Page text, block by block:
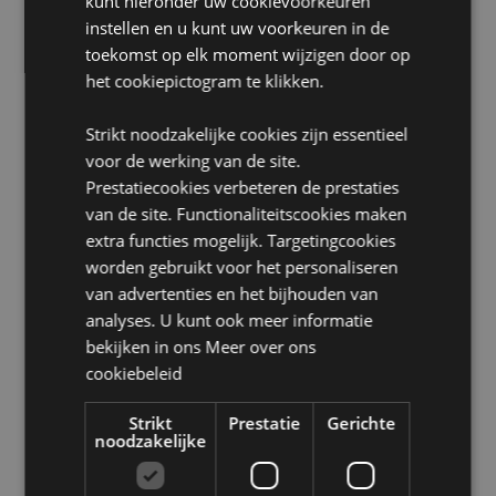
Volume:
Licentie-informatie:Dit product is volledig
gelicentieerd en kan wereldwijd worden verkocht,
behalve in de VS. Wanneer u zich buiten deze
product toch koopt, dan wordt het door ons van uw
bestelling verwijderd. Als u meer informatie nodig
heeft, vraag dan onze klantenservice.
Product Bron:
Zoekt u meer informatie over kopen bij Puckator?
Lees dan onzeklanten informatie gids.
Product eigenschappen
5055071798306
24
0.482000
instellen en u kunt uw voorkeuren in de
toekomst op elk moment wijzigen door op
het cookiepictogram te klikken.
Strikt noodzakelijke cookies zijn essentieel
voor de werking van de site.
Prestatiecookies verbeteren de prestaties
van de site. Functionaliteitscookies maken
extra functies mogelijk. Targetingcookies
worden gebruikt voor het personaliseren
van advertenties en het bijhouden van
analyses. U kunt ook meer informatie
bekijken in ons Meer over ons
cookiebeleid
Strikt
noodzakelijke
Prestatie Gerichte